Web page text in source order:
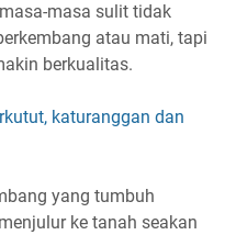
masa sulit tidak
atau mati, tapi
berkualitas.
katuranggan dan
yang tumbuh
ke tanah seakan